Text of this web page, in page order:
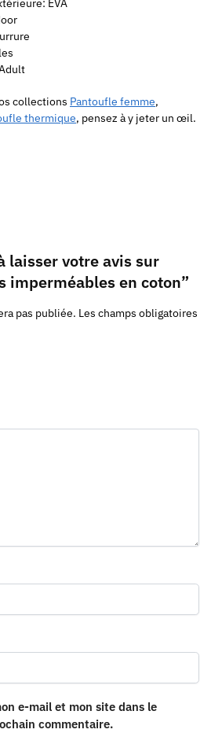
EVA
collections Pantoufle femme,
thermique, pensez à y jeter un œil.
laisser votre avis sur
imperméables en coton”
pas publiée. Les champs obligatoires
e-mail et mon site dans le
commentaire.